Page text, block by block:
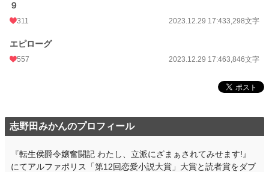
９
311 2023.12.29 17:433,298文字
エピローグ
557 2023.12.29 17:463,846文字
志野田みかんのプロフィール
『転生侯爵令嬢奮闘記 わたし、立派にざまぁされてみせます!』
にてアルファポリス「第12回恋愛小説大賞」大賞と読者賞をダブ